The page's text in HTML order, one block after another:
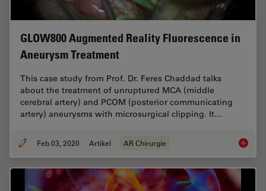
GLOW800 Augmented Reality Fluorescence in
Aneurysm Treatment
This case study from Prof. Dr. Feres Chaddad talks
about the treatment of unruptured MCA (middle
cerebral artery) and PCOM (posterior communicating
artery) aneurysms with microsurgical clipping. It…
Feb 03, 2020 Artikel AR Chirurgie